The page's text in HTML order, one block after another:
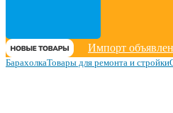
Импорт
БарахолкаТовары для ремонта и стройки